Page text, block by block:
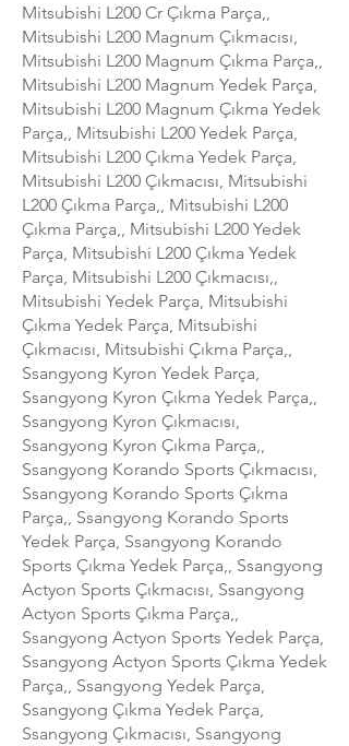
Mitsubishi L200 Cr Çıkma Parça,,
Mitsubishi L200 Magnum Çıkmacısı,
Mitsubishi L200 Magnum Çıkma Parça,,
Mitsubishi L200 Magnum Yedek Parça,
Mitsubishi L200 Magnum Çıkma Yedek
Parça,, Mitsubishi L200 Yedek Parça,
Mitsubishi L200 Çıkma Yedek Parça,
Mitsubishi L200 Çıkmacısı, Mitsubishi
L200 Çıkma Parça,, Mitsubishi L200
Çıkma Parça,, Mitsubishi L200 Yedek
Parça, Mitsubishi L200 Çıkma Yedek
Parça, Mitsubishi L200 Çıkmacısı,,
Mitsubishi Yedek Parça, Mitsubishi
Çıkma Yedek Parça, Mitsubishi
Çıkmacısı, Mitsubishi Çıkma Parça,,
Ssangyong Kyron Yedek Parça,
Ssangyong Kyron Çıkma Yedek Parça,,
Ssangyong Kyron Çıkmacısı,
Ssangyong Kyron Çıkma Parça,,
Ssangyong Korando Sports Çıkmacısı,
Ssangyong Korando Sports Çıkma
Parça,, Ssangyong Korando Sports
Yedek Parça, Ssangyong Korando
Sports Çıkma Yedek Parça,, Ssangyong
Actyon Sports Çıkmacısı, Ssangyong
Actyon Sports Çıkma Parça,,
Ssangyong Actyon Sports Yedek Parça,
Ssangyong Actyon Sports Çıkma Yedek
Parça,, Ssangyong Yedek Parça,
Ssangyong Çıkma Yedek Parça,
Ssangyong Çıkmacısı, Ssangyong